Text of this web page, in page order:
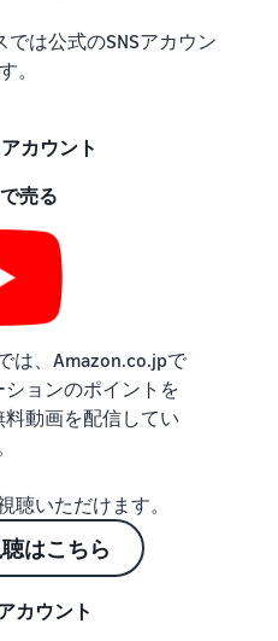
は公式のSNSアカウン
。
カウント
売る
は、Amazon.co.jpで
ョンのポイントを
動画を配信してい
聴いただけます。
はこちら
カウント